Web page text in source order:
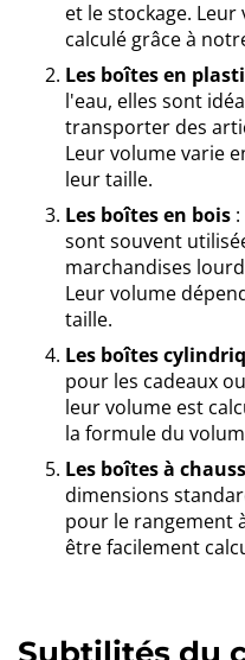
et le stockage.
calculé grâce à
Les boîtes en
l'eau, elles sont
transporter des
Leur volume varie
leur taille.
Les boîtes en bois
sont souvent
marchandises
Leur volume
taille.
Les boîtes
pour les cadeaux
leur volume est
la formule du
Les boîtes à
dimensions
pour le rangement
être facilement